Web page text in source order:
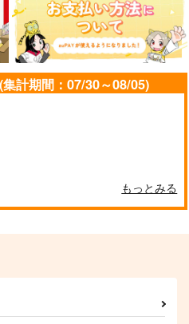
詳細 作品詳細
×山姥切長義
プル
持てるものなら与えて
欲しい
サンプル
計期間：07/30～08/05)
もっとみる